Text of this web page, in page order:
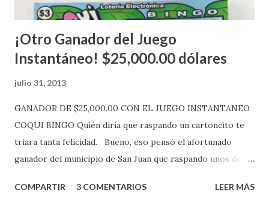
Mientras, que l...
¡Otro Ganador del Juego
Instantáneo! $25,000.00 dólares
julio 31, 2013
GANADOR DE $25,000.00 CON EL JUEGO INSTANTANEO
COQUI BINGO Quién diría que raspando un cartoncito te
triara tanta felicidad. Bueno, eso pensó el afortunado
ganador del municipio de San Juan que raspando unos de
obtuvo un premio de $25,000,00 dólares. Este es el anuncio
COMPARTIR 3 COMENTARIOS LEER MÁS